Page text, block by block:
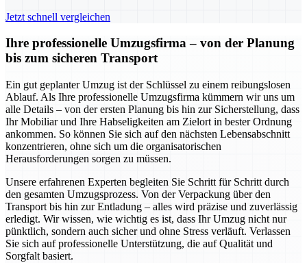
Jetzt schnell vergleichen
Ihre professionelle Umzugsfirma – von der Planung
bis zum sicheren Transport
Ein gut geplanter Umzug ist der Schlüssel zu einem reibungslosen
Ablauf. Als Ihre professionelle Umzugsfirma kümmern wir uns um
alle Details – von der ersten Planung bis hin zur Sicherstellung, dass
Ihr Mobiliar und Ihre Habseligkeiten am Zielort in bester Ordnung
ankommen. So können Sie sich auf den nächsten Lebensabschnitt
konzentrieren, ohne sich um die organisatorischen
Herausforderungen sorgen zu müssen.
Unsere erfahrenen Experten begleiten Sie Schritt für Schritt durch
den gesamten Umzugsprozess. Von der Verpackung über den
Transport bis hin zur Entladung – alles wird präzise und zuverlässig
erledigt. Wir wissen, wie wichtig es ist, dass Ihr Umzug nicht nur
pünktlich, sondern auch sicher und ohne Stress verläuft. Verlassen
Sie sich auf professionelle Unterstützung, die auf Qualität und
Sorgfalt basiert.